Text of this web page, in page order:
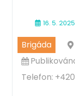
16. 5. 2025
Brigáda
Telefon: